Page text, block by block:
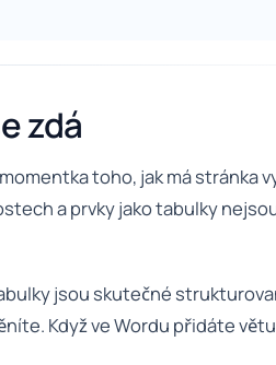
zdá
toho, jak má stránka
a prvky jako tabulky
jsou skutečné
Když ve Wordu přidáte